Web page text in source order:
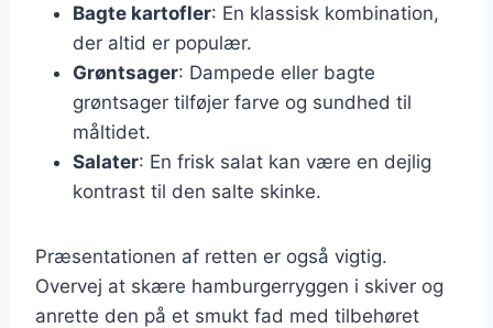
Bagte kartofler: En klassisk kombination,
der altid er populær.
Grøntsager: Dampede eller bagte
grøntsager tilføjer farve og sundhed til
måltidet.
Salater: En frisk salat kan være en dejlig
kontrast til den salte skinke.
Præsentationen af retten er også vigtig.
Overvej at skære hamburgerryggen i skiver og
anrette den på et smukt fad med tilbehøret